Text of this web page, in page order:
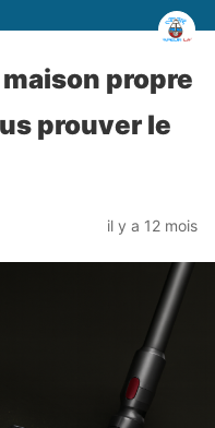
propre
prouver le
il y a 12 mois